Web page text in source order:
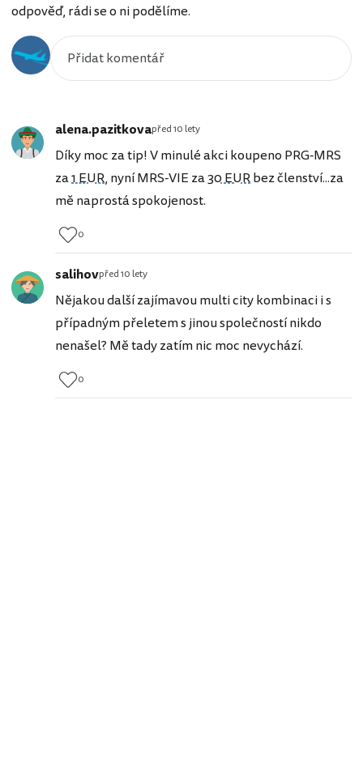
odpověď, rádi se o ni podělíme.
alena.pazitkovapřed 10 lety
Díky moc za tip! V minulé akci koupeno PRG-MRS
za1 EUR, nyní MRS-VIE za30 EURbez členství...za
mě naprostá spokojenost.
0
salihovpřed 10 lety
Nějakou další zajímavou multi city kombinaci i s
případným přeletem s jinou společností nikdo
nenašel? Mě tady zatím nic moc nevychází.
0